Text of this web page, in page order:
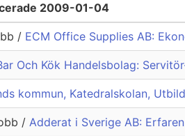
2009-01-04
/ ECM Office Supplies AB:
Och Kök Handelsbolag:
kommun, Katedralskolan,
/ Adderat i Sverige AB: